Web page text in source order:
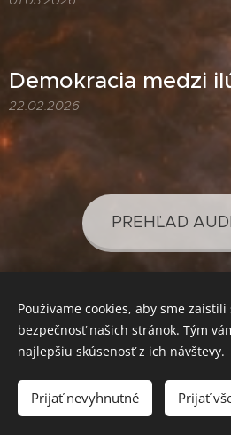
Demokracia medzi
22.02.2026
PREHĽAD
PREHĽAD
SVETLO PRE VAŠE
Používame cookies, aby sme
bezpečnosť našich stránok. Tým
najlepšiu skúsenosť z ich návštevy.
Prijať nevyhnutné Prijať